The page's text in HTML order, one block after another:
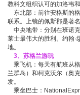
教科文组织认可的加洛韦
东北部：前往安格斯的
联系。上镜的佩斯郡是著
中央地带：分别在班诺
莱士最伟大的胜利。约翰
地。
3、苏格兰游玩
乘飞机：每天有航班从
兰群岛）和柯克沃尔（奥
发。
乘坐巴士：